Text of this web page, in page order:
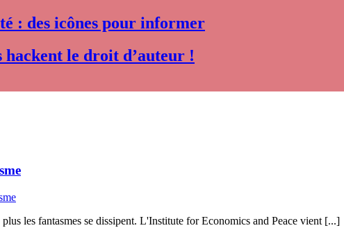
: des icônes pour informer
hackent le droit d’auteur !
les fantasmes se dissipent. L'Institute for Economics and Peace vient [...]